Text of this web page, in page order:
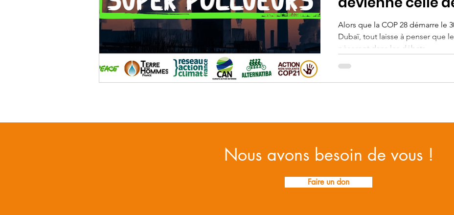
climatique
Alors que la COP 28 démarre le
Dubaï, tout laisse à penser que
pèseront dans les débats.
Nous avons besoin de vous !
Faire un don